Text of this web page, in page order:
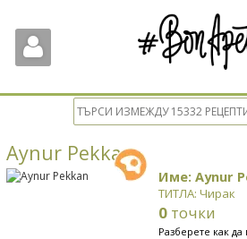
Aynur Pekkan
Име: Aynur
ТИТЛА: Чирак
0 точки
Разберете как